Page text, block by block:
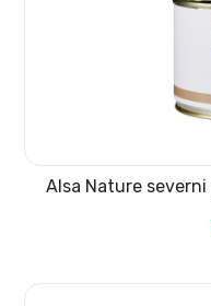
Alsa Nature